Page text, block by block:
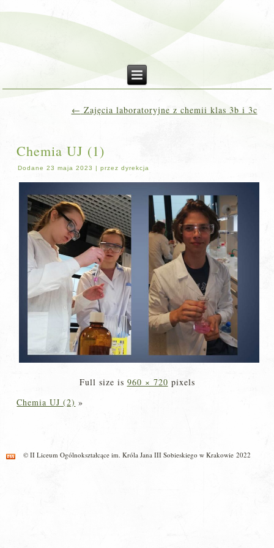
← Zajęcia laboratoryjne z chemii klas 3b i 3c
Chemia UJ (1)
Dodane 23 maja 2023 |przez dyrekcja
Full size is 960 × 720 pixels
Chemia UJ (2) »
© II Liceum Ogólnokształcące im. Króla Jana III Sobieskiego w Krakowie 2022